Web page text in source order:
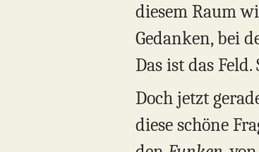
diesem Raum
Gedanken, bei
Das ist das
Doch jetzt
diese schöne